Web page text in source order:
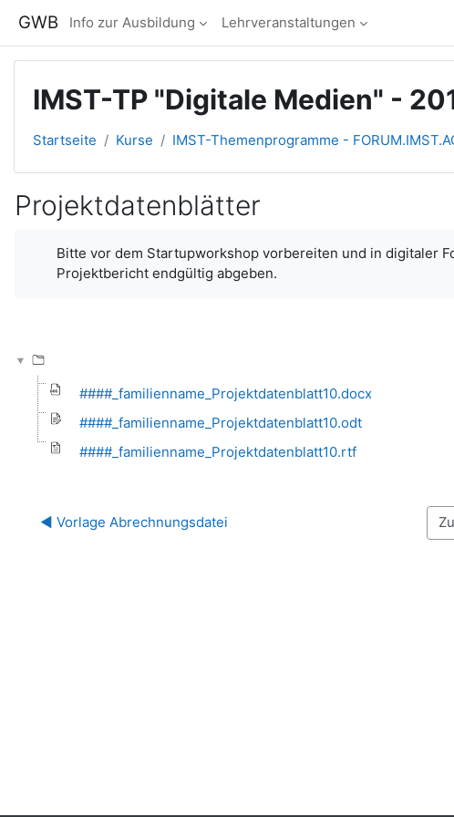
GWB Info zur Ausbildung Lehrveranstaltungen
IMST-TP "Digitale Medien" -
Startseite Kurse IMST-Themenprogramme -
Projektdatenblätter
Bitte vor dem Startupworkshop vorbereiten und in digitaler
Projektbericht endgültig abgeben.
####_familienname_Projektdatenblatt10.docx
####_familienname_Projektdatenblatt10.odt
####_familienname_Projektdatenblatt10.rtf
◀︎ Vorlage Abrechnungsdatei